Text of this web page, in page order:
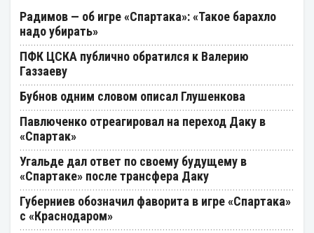
Радимов — об игре «Спартака»: «Такое барахло
надо убирать»
ПФК ЦСКА публично обратился к Валерию
Газзаеву
Бубнов одним словом описал Глушенкова
Павлюченко отреагировал на переход Даку в
«Спартак»
Угальде дал ответ по своему будущему в
«Спартаке» после трансфера Даку
Губерниев обозначил фаворита в игре «Спартака»
с «Краснодаром»